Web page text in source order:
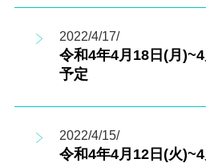
2022/4/17/
令和4年4月18日(月
予定
2022/4/15/
令和4年4月12日(火